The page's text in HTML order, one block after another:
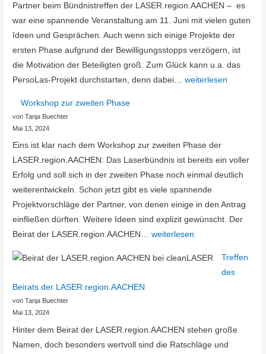
Partner beim Bündnistreffen der LASER.region.AACHEN – es
war eine spannende Veranstaltung am 11. Juni mit vielen guten
Ideen und Gesprächen. Auch wenn sich einige Projekte der
ersten Phase aufgrund der Bewilligungsstopps verzögern, ist
die Motivation der Beteiligten groß. Zum Glück kann u.a. das
PersoLas-Projekt durchstarten, denn dabei…Treffen
weiterlesen
Workshop zur zweiten Phase
von Tanja Buechter
Mai 13, 2024
Eins ist klar nach dem Workshop zur zweiten Phase der
LASER.region.AACHEN: Das Laserbündnis ist bereits ein voller
Erfolg und soll sich in der zweiten Phase noch einmal deutlich
weiterentwickeln. Schon jetzt gibt es viele spannende
Projektvorschläge der Partner, von denen einige in den Antrag
einfließen dürften. Weitere Ideen sind explizit gewünscht. Der
Beirat der LASER.region.AACHEN…Workshop
zweiten
weiterlesen
Treffen
des
Beirats der LASER.region.AACHEN
von Tanja Buechter
Mai 13, 2024
Hinter dem Beirat der LASER.region.AACHEN stehen große
Namen, doch besonders wertvoll sind die Ratschläge und